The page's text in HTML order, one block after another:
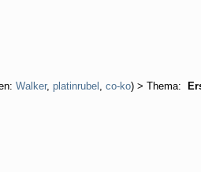
Walker, platinrubel , co-ko) > Thema: